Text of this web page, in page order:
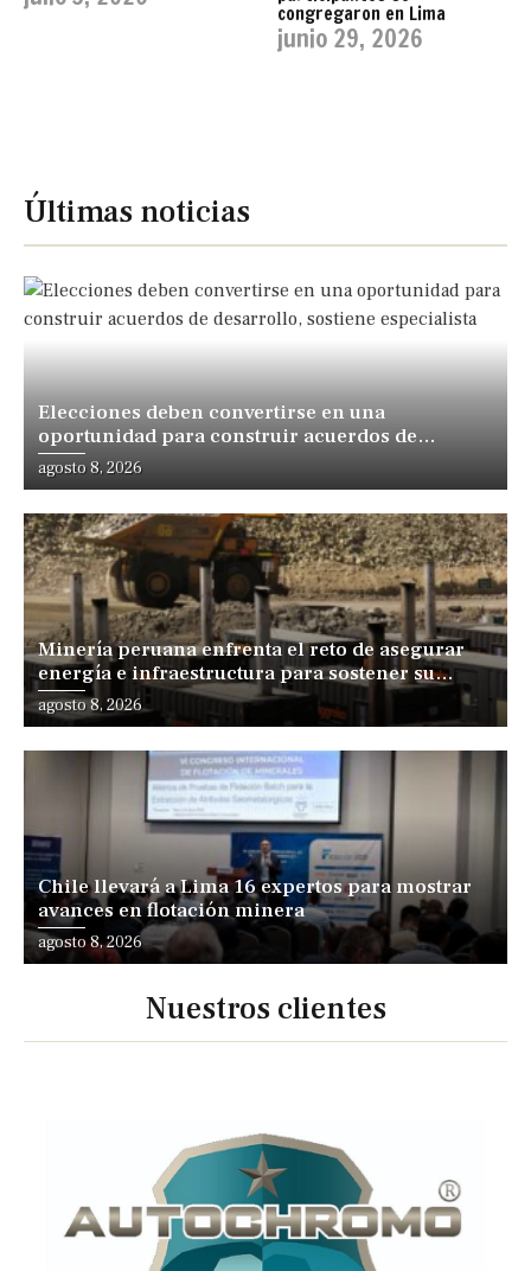
congregaron en Lima
junio 29, 2026
Últimas noticias
Elecciones deben convertirse en una
oportunidad para construir acuerdos de
desarrollo, sostiene especialista
agosto 8, 2026
Minería peruana enfrenta el reto de asegurar
energía e infraestructura para sostener su
expansión
agosto 8, 2026
Chile llevará a Lima 16 expertos para mostrar
avances en flotación minera
agosto 8, 2026
Nuestros clientes